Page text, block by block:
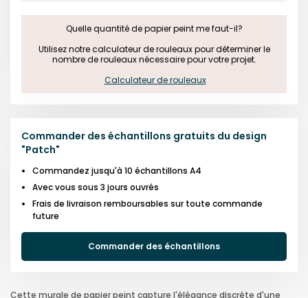
Quelle quantité de papier peint me faut-il?
Utilisez notre calculateur de rouleaux pour déterminer le
nombre de rouleaux nécessaire pour votre projet.
Calculateur de rouleaux
Commander des échantillons gratuits du design
"Patch"
Commandez jusqu'à 10 échantillons A4
Avec vous sous 3 jours ouvrés
Frais de livraison remboursables sur toute commande
future
Commander des échantillons
Cette murale de papier peint capture l'élégance discrète d'une